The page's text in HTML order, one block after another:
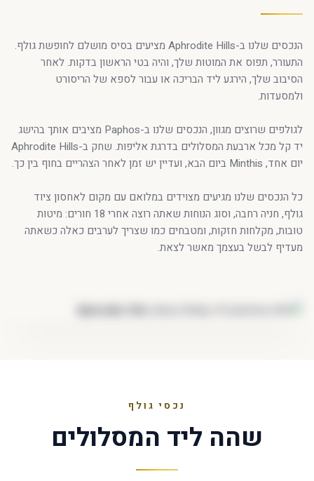
הנכסים שלנו ב-Aphrodite Hills מציעים בסיס מושלם לחופשת גולף.
התעורר, תפוס את המוטות שלך, והיה בטי הראשון בדקות. לאחר
הסיבוב שלך, הירגע ליד הבריכה או עבור לספא של הריסורט
ולמסעדות.
לגולפים שרוצים מגוון, הנכסים שלנו ב-Paphos מציבים אותך בהישג
יד קל מכל ארבעת המסלולים בדרגת אליפות. שחק ב-Aphrodite Hills
יום אחד, Minthis ביום הבא, ועדיין יש זמן לאחר הצהריים בחוף בין כך.
כל הנכסים שלנו מגיעים מצוידים במלואם עם מקום לאחסון ציוד
גולף, חניה רחבה, וסוג הנוחות שאתה רוצה אחרי 18 חורים: מיטות
טובות, מקלחות חזקות, ומטבחים כמו שצריך לערבים כאלה כשאתה
מעדיף לבשל בעצמך מאשר לצאת.
נכסי גולף
שהה ליד המסלולים